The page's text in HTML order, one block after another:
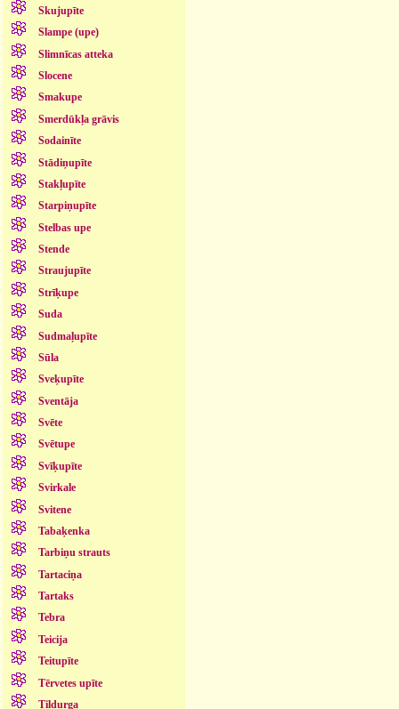
Skujupīte
Slampe (upe)
Slimnīcas atteka
Slocene
Smakupe
Smerdūkļa grāvis
Sodainīte
Stādiņupīte
Stakļupīte
Starpiņupīte
Stelbas upe
Stende
Straujupīte
Strīķupe
Suda
Sudmaļupīte
Sūla
Sveķupīte
Sventāja
Svēte
Svētupe
Svīķupīte
Svirkale
Svitene
Tabaķenka
Tarbiņu strauts
Tartaciņa
Tartaks
Tebra
Teicija
Teitupīte
Tērvetes upīte
Tildurga